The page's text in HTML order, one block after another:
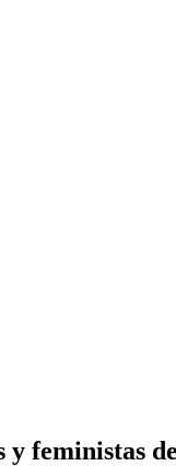
feministas